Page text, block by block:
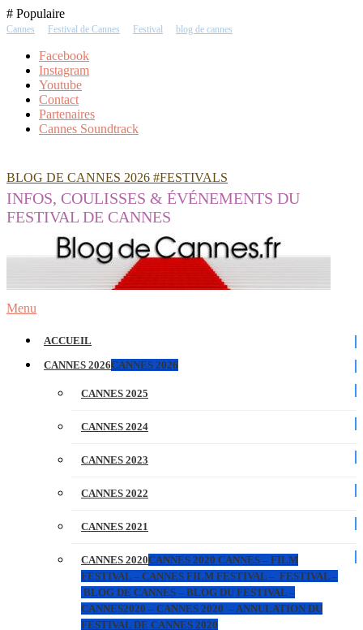
Skip
To
# Populaire
Cannes Festival de Cannes Festival blog de cannes
Facebook
Instagram
Youtube
Contact
Partenaires
Cannes Soundtrack
BLOG DE CANNES 2026 #FESTIVALS
INFOS, COULISSES & ÉVÉNEMENTS DU
FESTIVAL DE CANNES
Menu
ACCUEIL
CANNES 2026CANNES 2026
CANNES 2025
CANNES 2024
CANNES 2023
CANNES 2022
CANNES 2021
CANNES 2020CANNES 2020 CANNES – FILM
FESTIVAL – CANNES FILM FESTIVAL – FESTIVAL –
BLOG DE CANNES – BLOG DU FESTIVAL –
CANNES2020 – CANNES 2020 – ANNULATION DU
FESTIVAL DE CANNES 2020